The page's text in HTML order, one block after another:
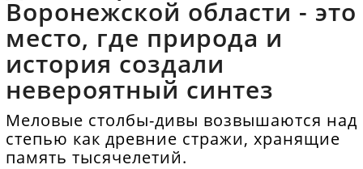
Воронежской области - это
место, где природа и
история создали
невероятный синтез
Меловые столбы-дивы возвышаются над
степью как древние стражи, хранящие
память тысячелетий.